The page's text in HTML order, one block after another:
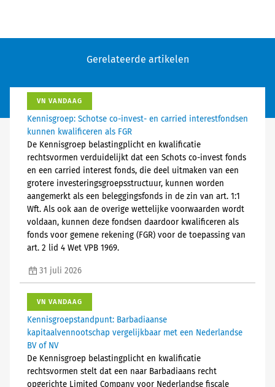
Gerelateerde artikelen
VN VANDAAG
Kennisgroep: Schotse co-invest- en carried interestfondsen
kunnen kwalificeren als FGR
De Kennisgroep belastingplicht en kwalificatie
rechtsvormen verduidelijkt dat een Schots co-invest fonds
en een carried interest fonds, die deel uitmaken van een
grotere investeringsgroepsstructuur, kunnen worden
aangemerkt als een beleggingsfonds in de zin van art. 1:1
Wft. Als ook aan de overige wettelijke voorwaarden wordt
voldaan, kunnen deze fondsen daardoor kwalificeren als
fonds voor gemene rekening (FGR) voor de toepassing van
art. 2 lid 4 Wet VPB 1969.
31 juli 2026
VN VANDAAG
Kennisgroepstandpunt: Barbadiaanse
kapitaalvennootschap vergelijkbaar met een Nederlandse
BV of NV
De Kennisgroep belastingplicht en kwalificatie
rechtsvormen stelt dat een naar Barbadiaans recht
opgerichte Limited Company voor Nederlandse fiscale